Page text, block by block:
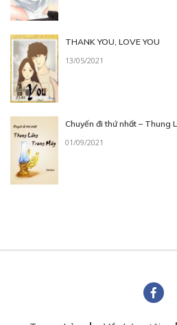
THANK YOU, LOVE YOU
13/05/2021
Chuyến đi thứ nhất – Thung
01/09/2021